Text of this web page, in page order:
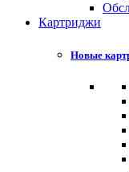
Картриджи
Новые